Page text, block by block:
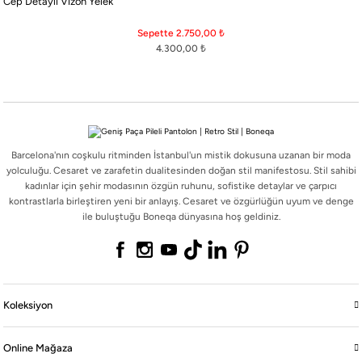
4.300,00 ₺
Sepette 2.750,00 ₺
Barcelona'nın coşkulu ritminden İstanbul'un mistik dokusuna uzanan bir moda
yolculuğu. Cesaret ve zarafetin dualitesinden doğan stil manifestosu. Stil sahibi
kadınlar için şehir modasının özgün ruhunu, sofistike detaylar ve çarpıcı
kontrastlarla birleştiren yeni bir anlayış. Cesaret ve özgürlüğün uyum ve denge
ile buluştuğu Boneqa dünyasına hoş geldiniz.
Koleksiyon
Online Mağaza
Barcelona'nın coşkulu ritminden İstanbul'un mistik dokusuna uzanan bir moda
kadınlar için şehir modasının özgün ruhunu, sofistike detaylar ve çarpıcı
kontrastlarla birleştiren yeni bir anlayış. Cesaret ve özgürlüğün uyum ve denge
Koleksiyon
Online Mağaza
Yasal